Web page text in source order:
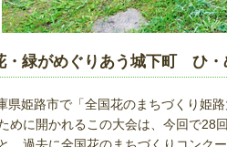
・緑がめぐりあう城下町 ひ・
県姫路市で「全国花のまちづくり姫
めに開かれるこの大会は、今回で28回